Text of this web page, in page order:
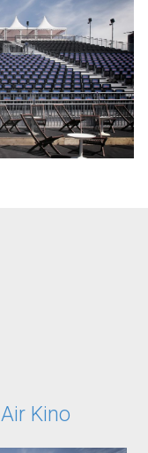
Kino